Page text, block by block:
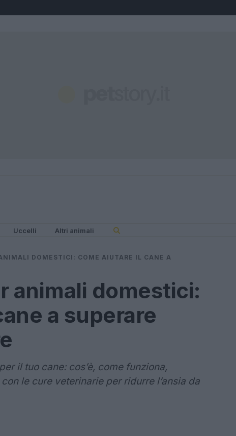
Uccelli Altri animali
DOMESTICI: COME AIUTARE IL CANE A
animali domestici:
a superare
il tuo cane: cos’è, come funziona,
le cure veterinarie per ridurre l’ansia da